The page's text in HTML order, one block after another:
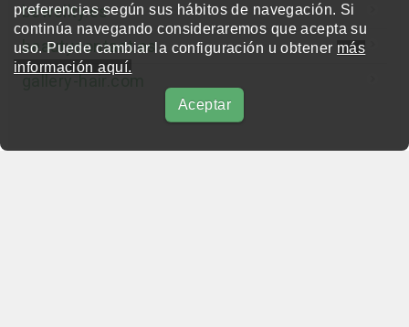
preferencias según sus hábitos de navegación. Si
continúa navegando consideraremos que acepta su
uso. Puede cambiar la configuración u obtener más
información aquí.
Aceptar
bewellty.es
beautycontact.es
gallery-hair.com